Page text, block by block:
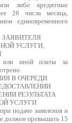
либо кредитные
26 числа месяца,
единовременного
ЗАЯВИТЕЛЯ
УСЛУГИ,
или иной платы за
В ОЧЕРЕДИ
РЕЗУЛЬТАТА
УСЛУГИ
подаче заявления и
должен превышать 15